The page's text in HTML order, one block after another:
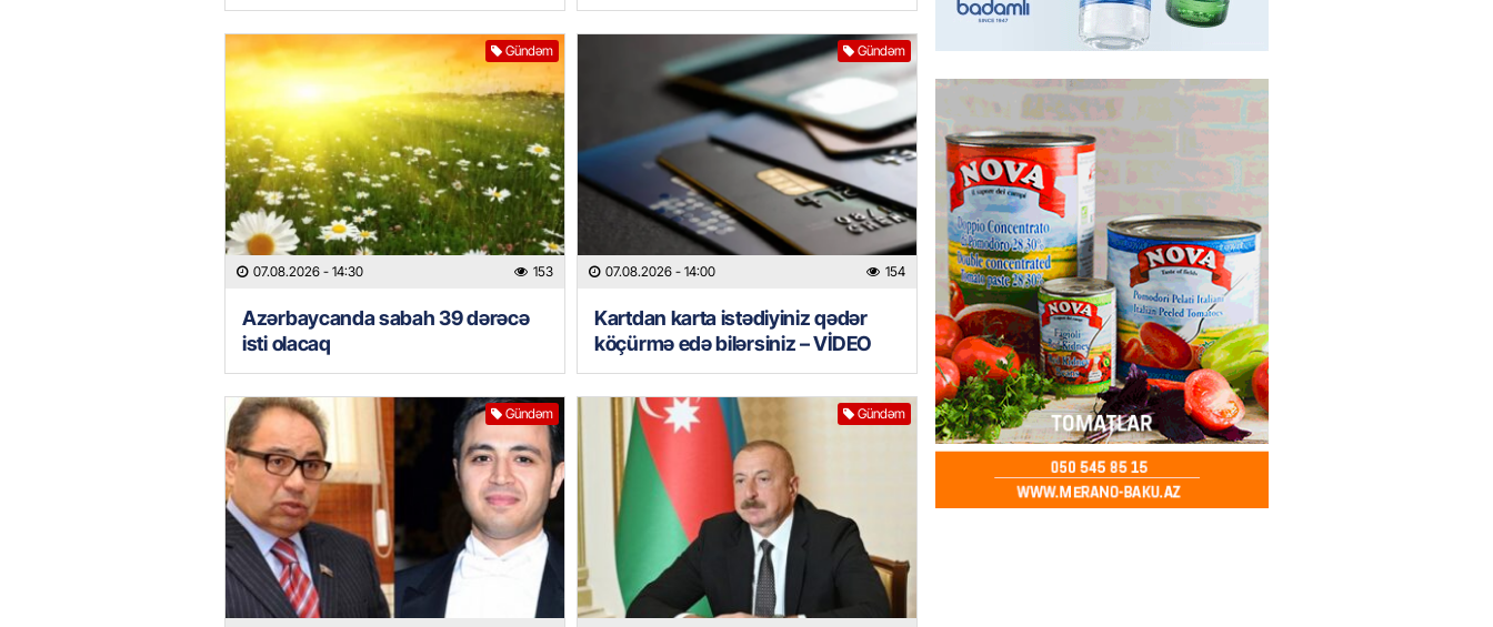
Gündəm
07.08.2026 - 14:30 153
Azərbaycanda sabah 39 dərəcə
isti olacaq
Gündəm
07.08.2026 - 14:00 154
Kartdan karta istədiyiniz qədər
köçürmə edə bilərsiniz – VİDEO
Gündəm Gündəm
07.08.2026- 14:30 153
Birbank Biznes-dən mikro biznes
kreditinə 5%-dək endirim
07.08.2026- 14:28 152
HADISƏ
Sumqayıtda avtomobil qaçıran və
çimərlikdə mobil telefon oğurlayan
şəxslər saxlanılıb
07.08.2026- 14:15 156
GÜNDƏM
Kartdan karta istədiyiniz qədər
köçürmə edə bilərsiniz – VİDEO
07.08.2026- 14:00 154
MANŞET